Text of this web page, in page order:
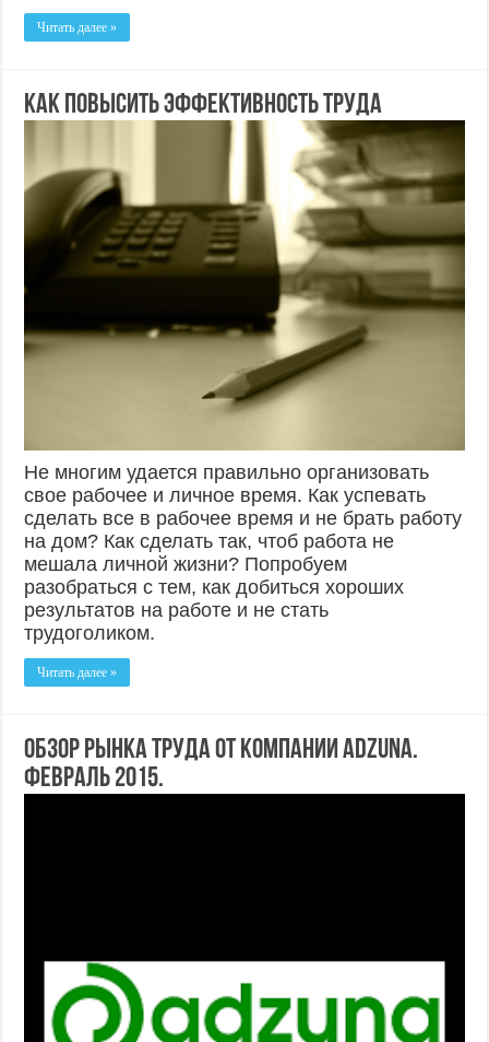
Читать далее »
Как повысить эффективность труда
Не многим удается правильно организовать
свое рабочее и личное время. Как успевать
сделать все в рабочее время и не брать работу
на дом? Как сделать так, чтоб работа не
мешала личной жизни? Попробуем
разобраться с тем, как добиться хороших
результатов на работе и не стать
трудоголиком.
Читать далее »
Обзор рынка труда от компании Adzuna.
Февраль 2015.